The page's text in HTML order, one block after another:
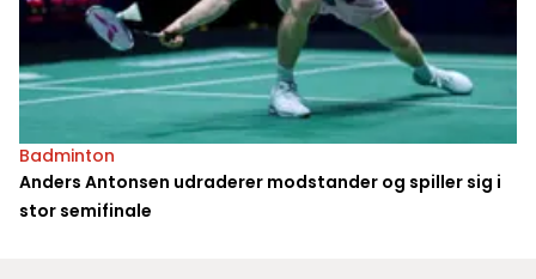
Badminton
Anders Antonsen udraderer modstander og spiller sig i
stor semifinale